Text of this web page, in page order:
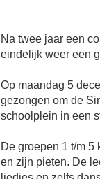
Na twee jaar een
eindelijk weer een
Op maandag 5
gezongen om de
schoolplein in een
De groepen 1 t/m
en zijn pieten. De